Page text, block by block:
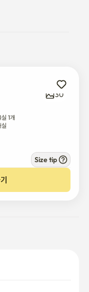
하십니다
시는 분
기차느낌같은 지상철
리함
30
1개
Size tip